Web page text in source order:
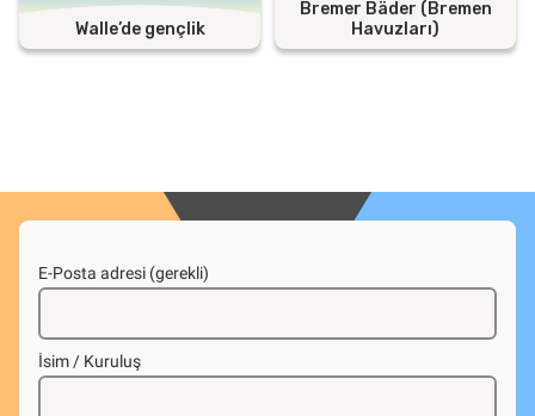
Walle’de gençlik
Bremer Bäder (Bremen
Havuzları)
E-Posta adresi (gerekli)
İsim / Kuruluş